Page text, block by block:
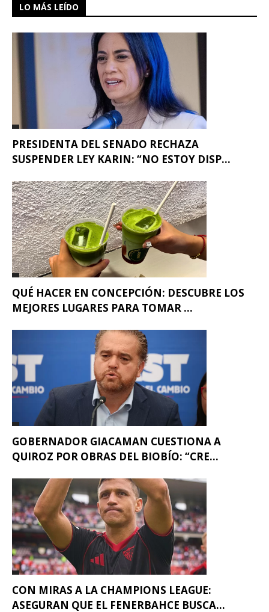
LO MÁS LEÍDO
PRESIDENTA DEL SENADO RECHAZA
SUSPENDER LEY KARIN: “NO ESTOY DISP...
QUÉ HACER EN CONCEPCIÓN: DESCUBRE LOS
MEJORES LUGARES PARA TOMAR ...
GOBERNADOR GIACAMAN CUESTIONA A
QUIROZ POR OBRAS DEL BIOBÍO: “CRE...
CON MIRAS A LA CHAMPIONS LEAGUE:
ASEGURAN QUE EL FENERBAHCE BUSCA...